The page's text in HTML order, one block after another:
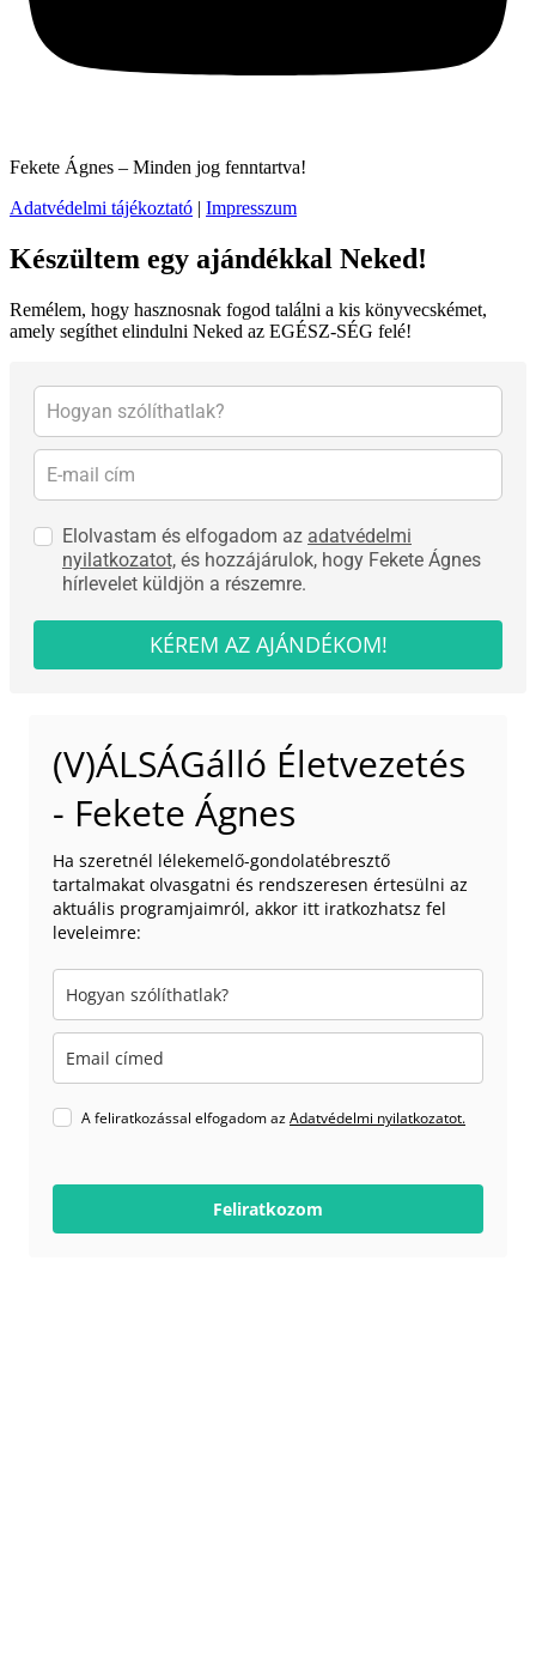
Fekete Ágnes – Minden jog fenntartva!
Adatvédelmi tájékoztató | Impresszum
Készültem egy ajándékkal Neked!
Remélem, hogy hasznosnak fogod találni a kis könyvecskémet,
amely segíthet elindulni Neked az EGÉSZ-SÉG felé!
Elolvastam és elfogadom az adatvédelmi
nyilatkozatot, és hozzájárulok, hogy Fekete Ágnes
hírlevelet küldjön a részemre.
KÉREM AZ AJÁNDÉKOM!
(V)ÁLSÁGálló Életvezetés
- Fekete Ágnes
Ha szeretnél lélekemelő-gondolatébresztő
tartalmakat olvasgatni és rendszeresen értesülni az
aktuális programjaimról, akkor itt iratkozhatsz fel
leveleimre:
A feliratkozással elfogadom azAdatvédelmi nyilatkozatot.
Feliratkozom